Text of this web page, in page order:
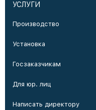
УСЛУГИ
Производство
Установка
Госзаказчикам
Для юр. лиц
Написать директору